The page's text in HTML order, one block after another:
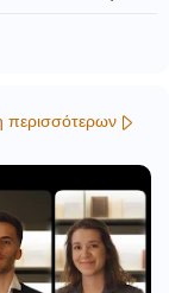
περισσότερων